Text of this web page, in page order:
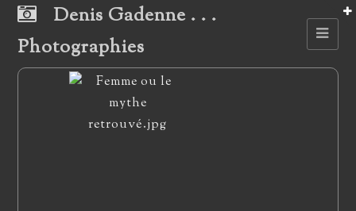
Denis Gadenne . . .
Photographies